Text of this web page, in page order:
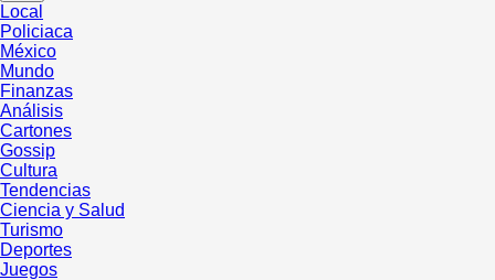
Local
Policiaca
México
Mundo
Finanzas
Análisis
Cartones
Gossip
Cultura
Tendencias
Ciencia y Salud
Turismo
Deportes
Juegos